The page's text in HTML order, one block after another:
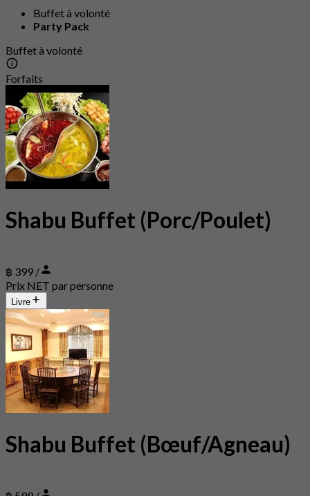
Buffet à volonté
Party Pack
Buffet à volonté
Forfaits
Shabu Buffet (Porc/Poulet)
฿ 399 /
Prix NET par personne
Livre
Shabu Buffet (Bœuf/Agneau)